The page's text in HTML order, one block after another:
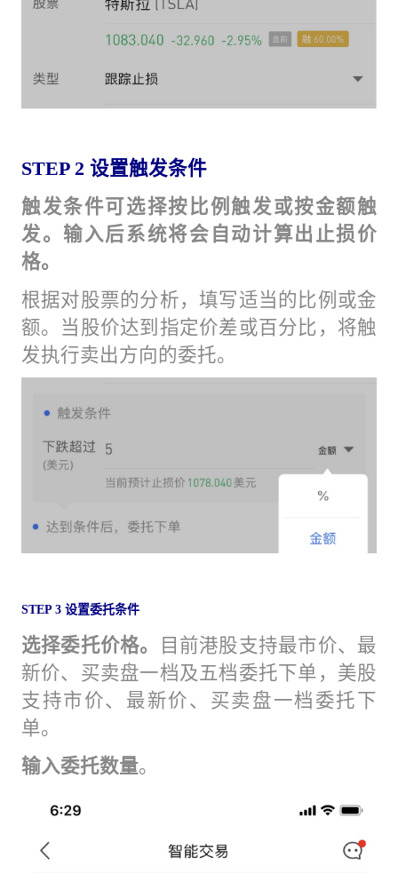
STEP 2 设置触发条件
触发条件可选择按比例触发或按金额触
发。输入后系统将会自动计算出止损价
格。
根据对股票的分析，填写适当的比例或金
额。当股价达到指定价差或百分比，将触
发执行卖出方向的委托。
STEP 3 设置委托条件
选择委托价格。
目前港股支持最市价、最
新价、买卖盘一档及五档委托下单，美股
支持市价、最新价、买卖盘一档委托下
单。
输入委托数量。